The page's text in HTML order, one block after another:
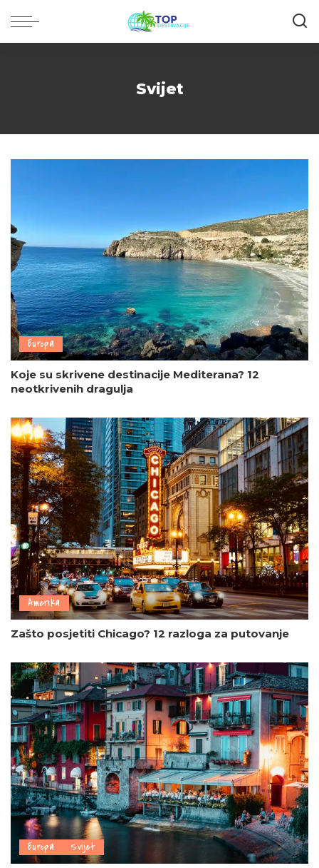
Svijet
Europa
Koje su skrivene destinacije Mediterana? 12
neotkrivenih dragulja
Amerika
Zašto posjetiti Chicago? 12 razloga za putovanje
Europa Svijet